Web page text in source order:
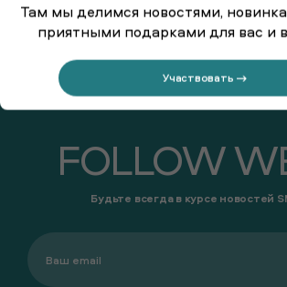
FOLLOW
Будьте всегда в курсе новостей
Там мы делимся новостями,
приятными подарками для вас и
Участвовать →